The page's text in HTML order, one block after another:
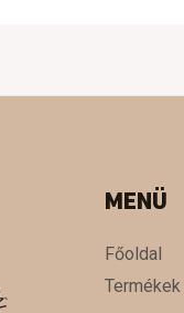
MENÜ
Főoldal
Termékek